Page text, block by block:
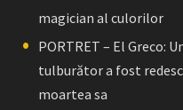
magician al culorilor
PORTRET – El Greco:
tulburător a fost
moartea sa